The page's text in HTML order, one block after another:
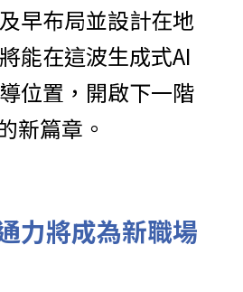
早布局並設計在地
能在這波生成式AI
位置，開啟下一階
新篇章。
力將成為新職場